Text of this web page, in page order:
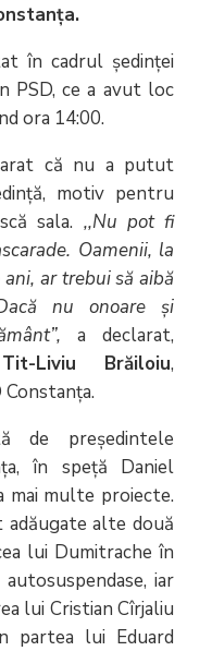
în cadrul ședinței
PSD, ce a avut loc
ora 14:00.
că nu a putut
motiv pentru
sala. ,,Nu pot fi
Oamenii, la
ar trebui să aibă
nu onoare și
a declarat,
Tit-Liviu Brăiloiu,
de președintele
în speță Daniel
mai multe proiecte.
adăugate alte două
lui Dumitrache în
iar
lui Cristian Cîrjaliu
partea lui Eduard